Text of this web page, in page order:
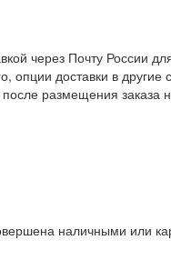
через Почту России
опции доставки в
размещения заказа
наличными или